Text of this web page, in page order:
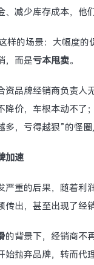
、减少库存成本，
样的场景：大幅度
，而是亏本甩卖。
资品牌经销商负责人
降价，车根本动不了
，亏得越狠”的怪圈
加速
严重的后果，随着利
出，甚至出现了经
的背景下，经销商不
始抛弃品牌，转而代